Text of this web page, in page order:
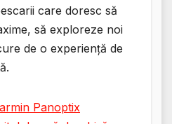
care doresc să
să exploreze noi
de o experiență de
Panoptix